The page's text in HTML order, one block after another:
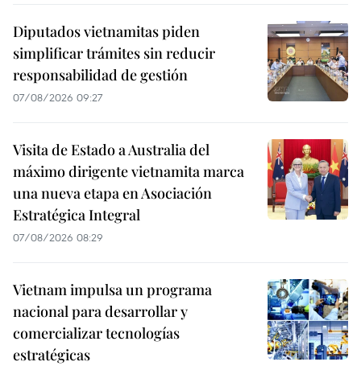
Diputados vietnamitas piden
simplificar trámites sin reducir
responsabilidad de gestión
07/08/2026 09:27
Visita de Estado a Australia del
máximo dirigente vietnamita marca
una nueva etapa en Asociación
Estratégica Integral
07/08/2026 08:29
Vietnam impulsa un programa
nacional para desarrollar y
comercializar tecnologías
estratégicas